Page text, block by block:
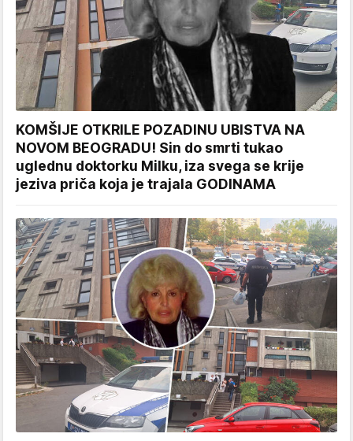
KOMŠIJE OTKRILE POZADINU UBISTVA NA
NOVOM BEOGRADU! Sin do smrti tukao
uglednu doktorku Milku, iza svega se krije
jeziva priča koja je trajala GODINAMA